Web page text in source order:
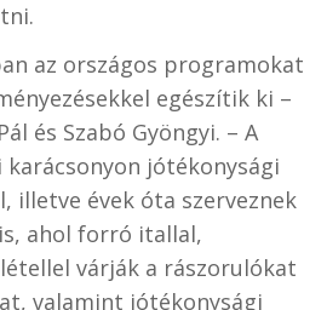
az országos programokat
egészítik ki –
és Szabó Gyöngyi. – A
jótékonysági
illetve évek óta szerveznek
ahol forró itallal,
várják a rászorulókat
valamint jótékonysági